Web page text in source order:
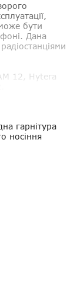
бути
Дана
12, Hytera
гарнітура
носіння